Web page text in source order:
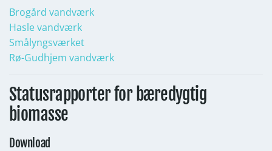
Brogård vandværk
Hasle vandværk
Smålyngsværket
Rø-Gudhjem vandværk
Statusrapporter for bæredygtig
biomasse
Download